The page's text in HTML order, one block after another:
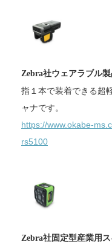
Zebra社ウェアラブル
指１本で装着できる超
ャナです。
https://www.okabe-
rs5100
Zebra社固定型産業用